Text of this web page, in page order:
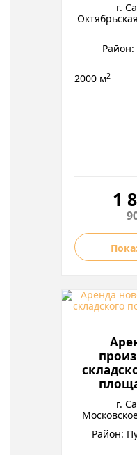
г.
2000 м2
1
г.
Район: